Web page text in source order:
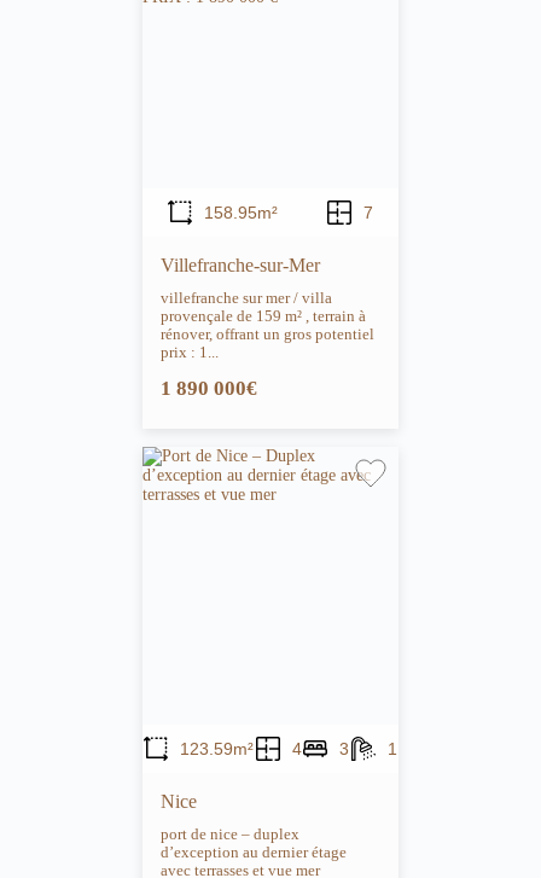
158.95m² 7
Villefranche-sur-Mer
villefranche sur mer / villa
provençale de 159 m² , terrain à
rénover, offrant un gros potentiel
prix : 1...
1 890 000€
123.59m² 4 3 1
Nice
port de nice – duplex
d’exception au dernier étage
avec terrasses et vue mer